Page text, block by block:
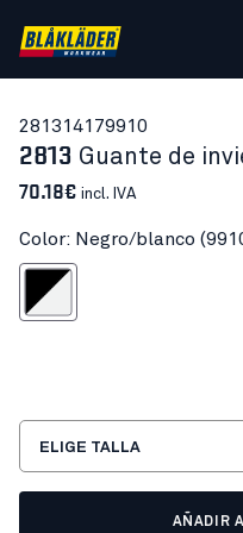
281314179910
2813 Guante de
70.18€ incl. IVA
Color: Negro/blanco
blanco
ELIGE TALLA
AÑADIR